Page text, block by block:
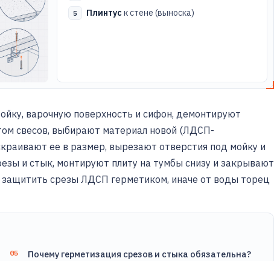
Плинтус к стене (выноска)
варочную поверхность и сифон, демонтируют
свесов, выбирают материал новой (ЛДСП-
ее в размер, вырезают отверстия под мойку и
и стык, монтируют плиту на тумбы снизу и закрывают
срезы ЛДСП герметиком, иначе от воды торец
Почему герметизация срезов и стыка обязательна?